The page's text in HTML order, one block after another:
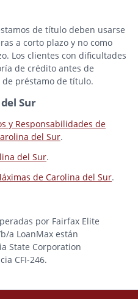
de título deben usarse
a corto plazo y no como
Los clientes con dificultades
de crédito antes de
préstamo de título.
Sur
y Responsabilidades de
del Sur.
del Sur.
de Carolina del Sur.
por Fairfax Elite
a LoanMax están
State Corporation
CFI-246.